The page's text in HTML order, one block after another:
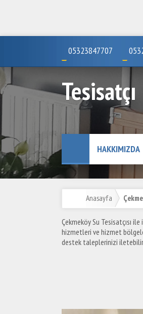
05323847707
Tesisatçı
HAKKIMIZDA
Anasayfa
Çekmeköy Su Tesisatçısı
hizmetleri ve hizmet
destek taleplerinizi